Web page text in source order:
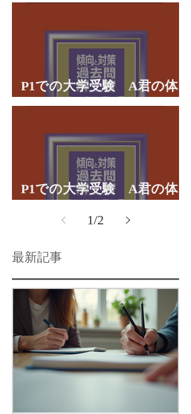
P1での大学受験 A君の体
験談パート２
P1での大学受験 A君の体
1/2
最新記事